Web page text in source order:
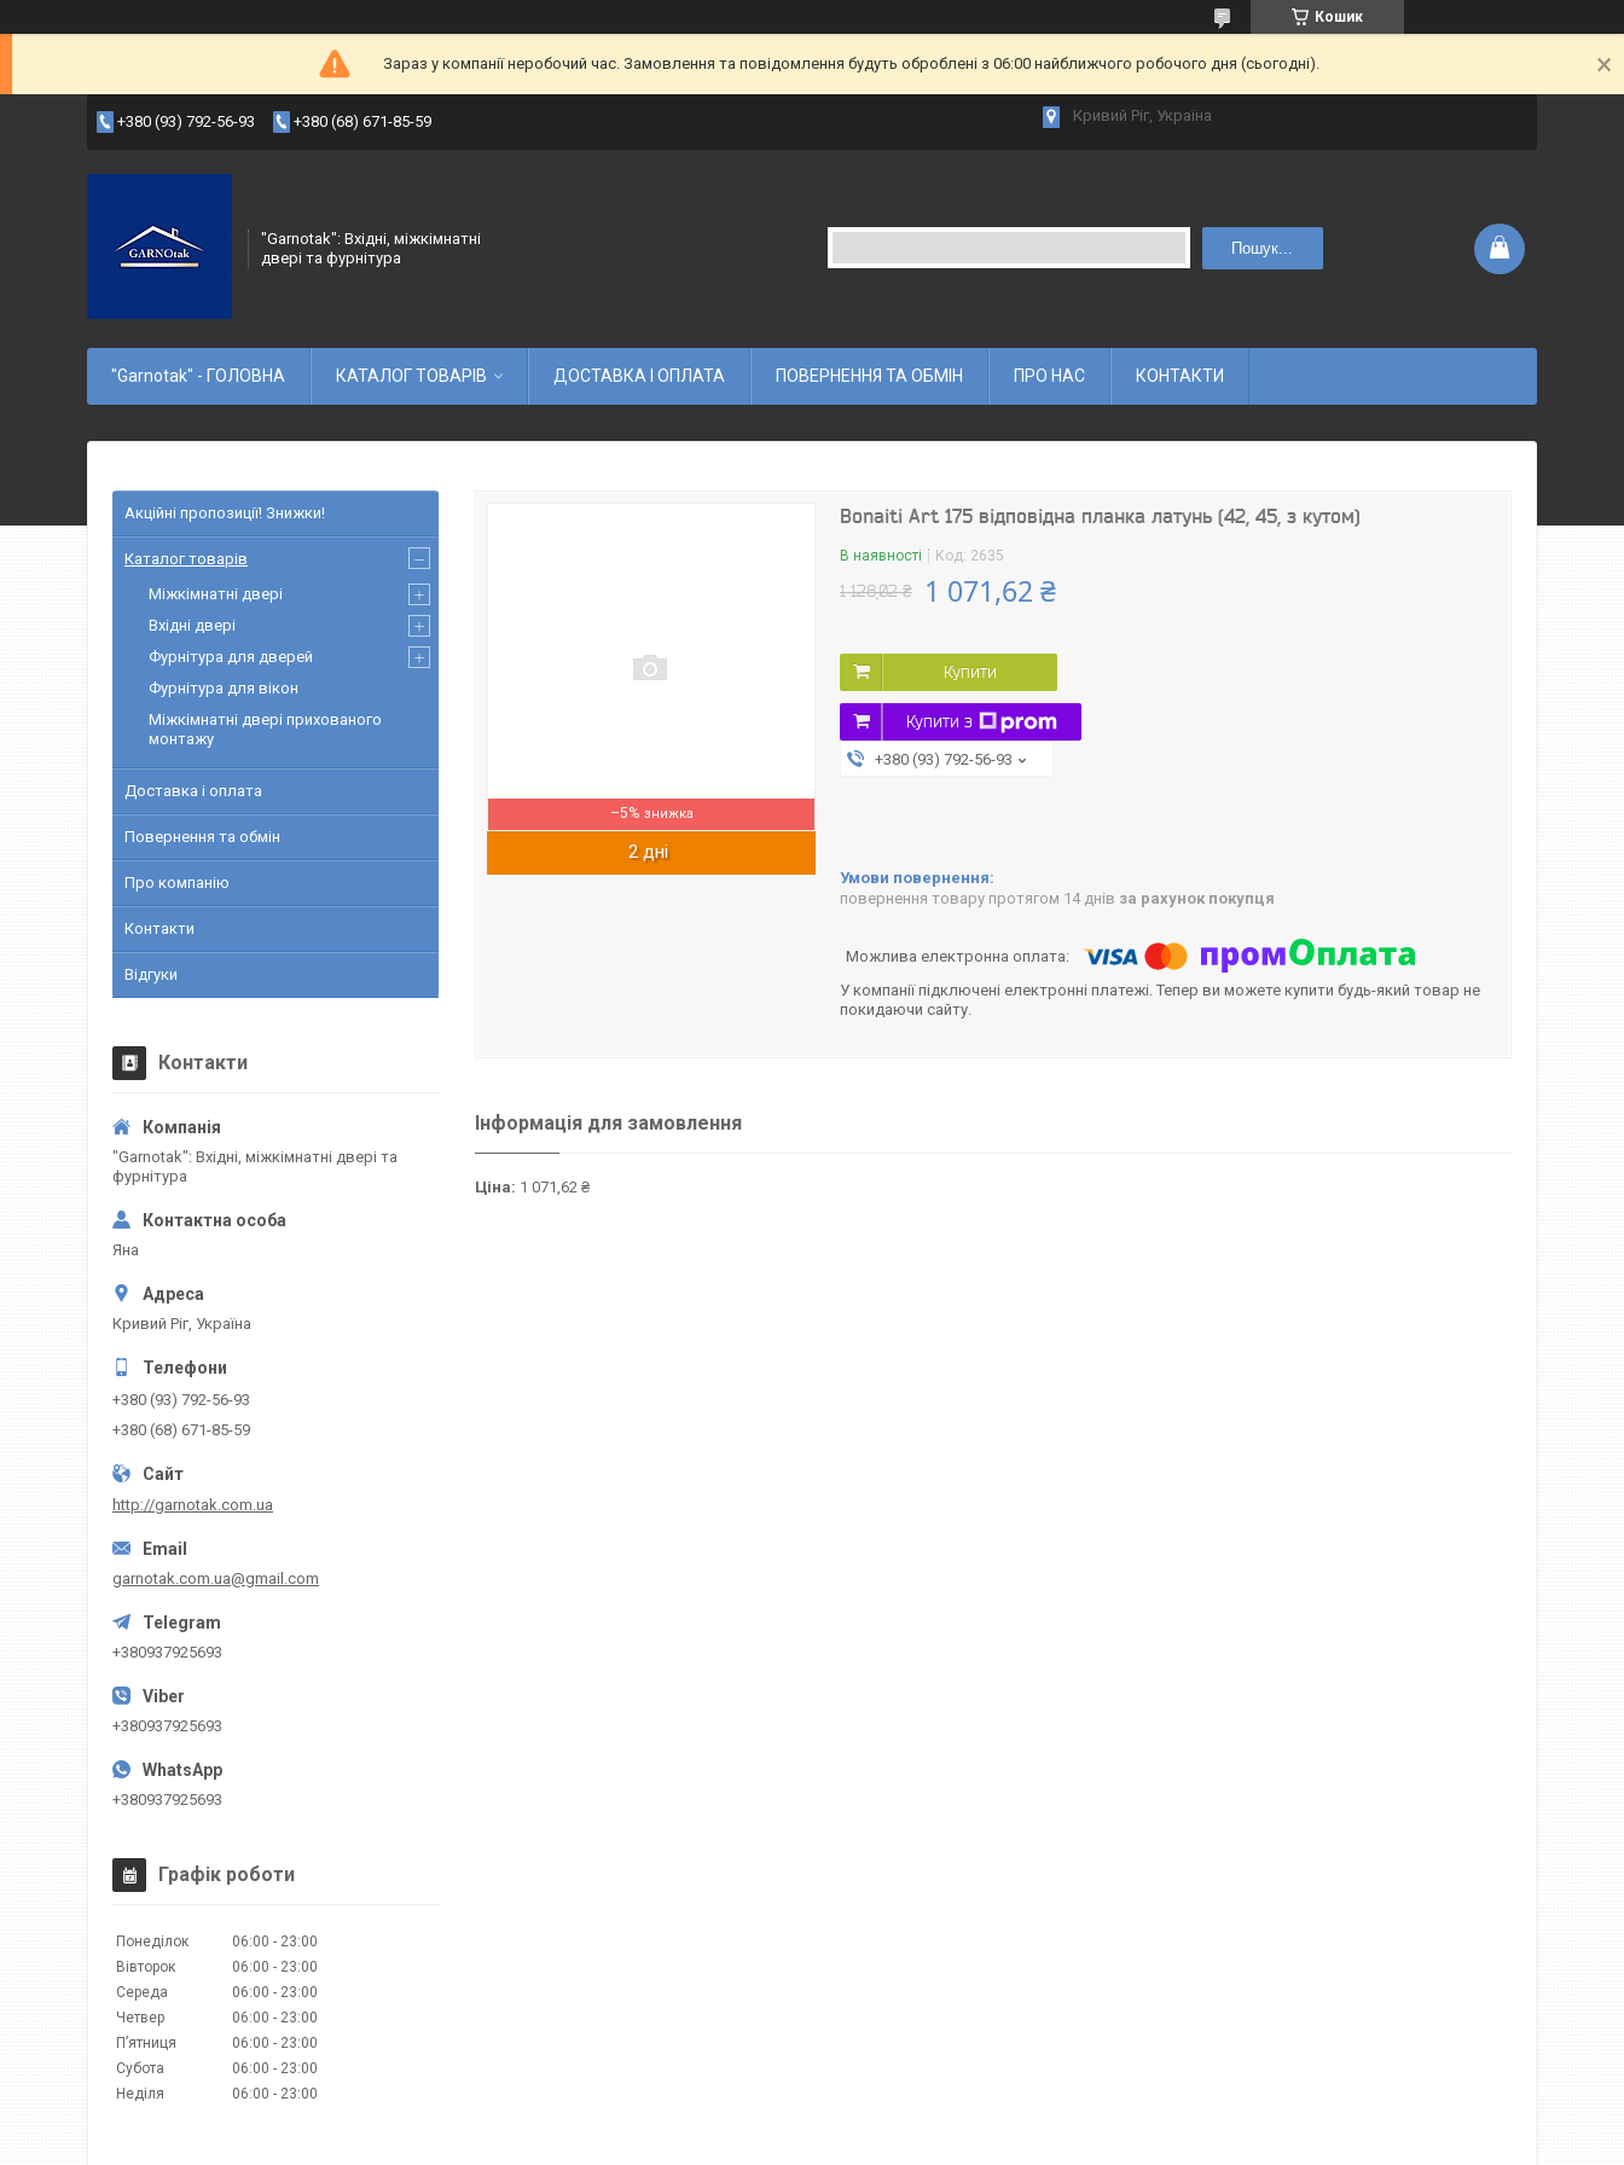
Кошик
Зараз у компанії неробочий час. Замовлення та повідомлення будуть оброблені з 06:00 найближчого робочого дня (сьогодні).
+380 (93) 792-56-93 +380 (68) 671-85-59 Кривий Ріг, Україна
"Garnotak": Вхідні, міжкімнатні
двері та фурнітура
Пошук...
"Garnotak" - ГОЛОВНА КАТАЛОГ ТОВАРІВ ДОСТАВКА І ОПЛАТА ПОВЕРНЕННЯ ТА ОБМІН ПРО НАС КОНТАКТИ
–5%
2 дні
Bonaiti Art 175 відповідна планка латунь (42, 45, з кутом)
В наявності Код: 2635
1 128,02 ₴ 1 071,62 ₴
Купити
Купити з
+380 (93) 792-56-93
повернення товару протягом 14 днів за рахунок покупця
У компанії підключені електронні платежі. Тепер ви можете купити будь-який товар не
покидаючи сайту.
Інформація для замовлення
Ціна: 1 071,62 ₴
Акційні пропозиції! Знижки!
Каталог товарів
Міжкімнатні двері
Вхідні двері
Фурнітура для дверей
Фурнітура для вікон
Міжкімнатні двері прихованого
монтажу
Доставка і оплата
Повернення та обмін
Про компанію
Контакти
Відгуки
Контакти
"Garnotak": Вхідні, міжкімнатні двері та
фурнітура
Яна
Кривий Ріг, Україна
+380 (93) 792-56-93
+380 (68) 671-85-59
http://garnotak.com.ua
garnotak.com.ua@gmail.com
+380937925693
+380937925693
+380937925693
Графік роботи
Понеділок 06:00
23:00
Вівторок
06:00
23:00
Середа
06:00
23:00
Четвер
06:00
23:00
Пʼятниця
06:00
23:00
Субота
06:00
23:00
Неділя
06:00 23:00